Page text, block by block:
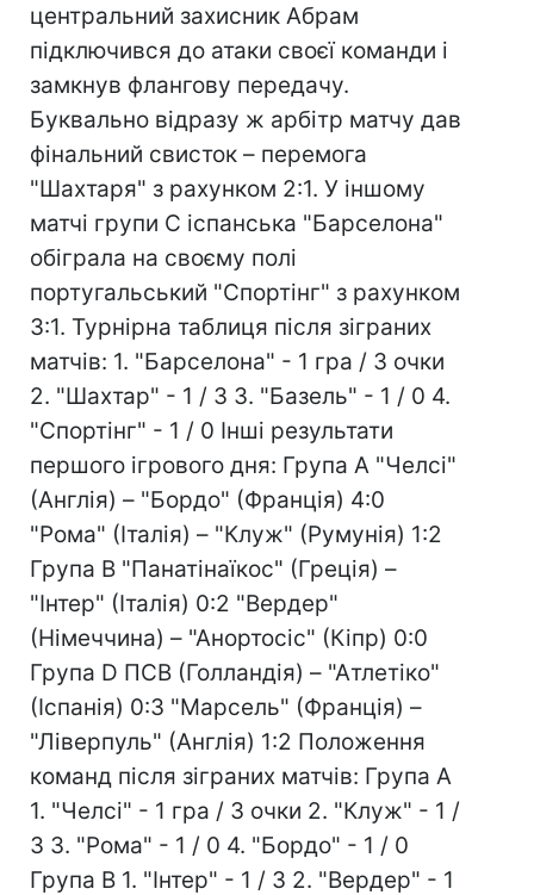
центральний захисник Абрам
підключився до атаки своєї команди і
замкнув флангову передачу.
Буквально відразу ж арбітр матчу дав
фінальний свисток – перемога
"Шахтаря" з рахунком 2:1. У іншому
матчі групи С іспанська "Барселона"
обіграла на своєму полі
португальський "Спортінг" з рахунком
3:1. Турнірна таблиця після зіграних
матчів: 1. "Барселона" - 1 гра / 3 очки
2. "Шахтар" - 1 / 3 3. "Базель" - 1 / 0 4.
"Спортінг" - 1 / 0 Інші результати
першого ігрового дня: Група А "Челсі"
(Англія) – "Бордо" (Франція) 4:0
"Рома" (Італія) – "Клуж" (Румунія) 1:2
Група В "Панатінаїкос" (Греція) –
"Інтер" (Італія) 0:2 "Вердер"
(Німеччина) – "Анортосіс" (Кіпр) 0:0
Група D ПСВ (Голландія) – "Атлетіко"
(Іспанія) 0:3 "Марсель" (Франція) –
"Ліверпуль" (Англія) 1:2 Положення
команд після зіграних матчів: Група А
1. "Челсі" - 1 гра / 3 очки 2. "Клуж" - 1 /
3 3. "Рома" - 1 / 0 4. "Бордо" - 1 / 0
Група В 1. "Інтер" - 1 / 3 2. "Вердер" - 1